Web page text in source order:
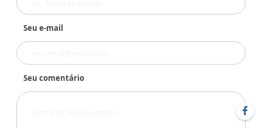
Seu e-mail
Seu comentário